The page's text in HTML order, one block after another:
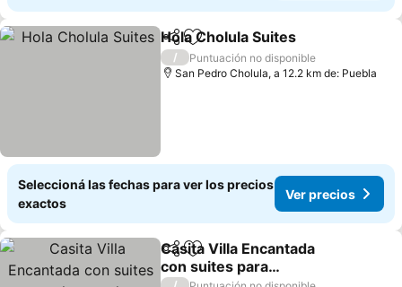
CompartirAñadir a favoritos
Hola Cholula Suites
/
Puntuación no disponible
San Pedro Cholula, a 12.2 km de: Puebla
Seleccioná las fechas para ver los precios
exactos
Ver precios
CompartirAñadir a favoritos
Casita Villa Encantada
con suites para